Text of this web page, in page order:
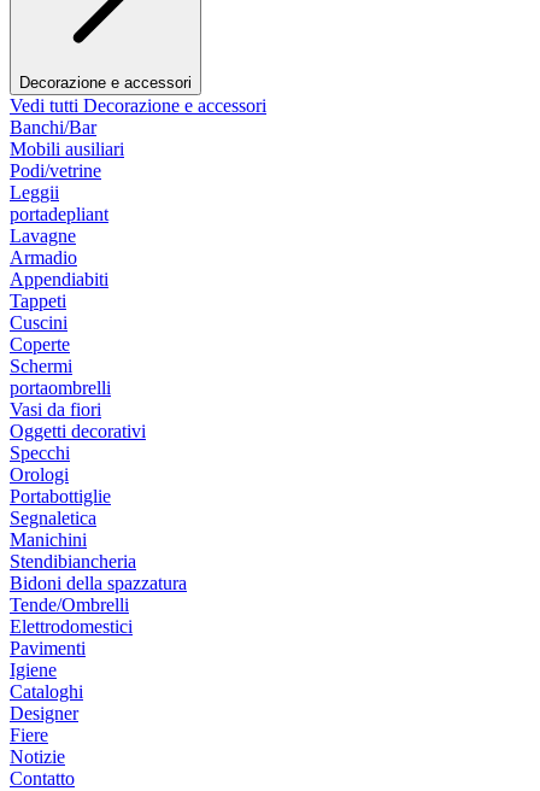
Decorazione e accessori
Vedi tutti Decorazione e accessori
Banchi/Bar
Mobili ausiliari
Podi/vetrine
Leggii
portadepliant
Lavagne
Armadio
Appendiabiti
Tappeti
Cuscini
Coperte
Schermi
portaombrelli
Vasi da fiori
Oggetti decorativi
Specchi
Orologi
Portabottiglie
Segnaletica
Manichini
Stendibiancheria
Bidoni della spazzatura
Tende/Ombrelli
Elettrodomestici
Pavimenti
Igiene
Cataloghi
Designer
Fiere
Notizie
Contatto